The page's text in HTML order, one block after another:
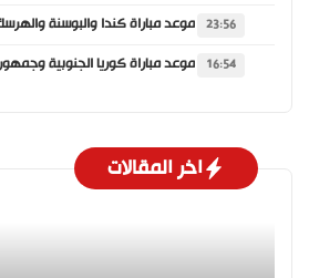
23:56
16:54
اخر المقالات